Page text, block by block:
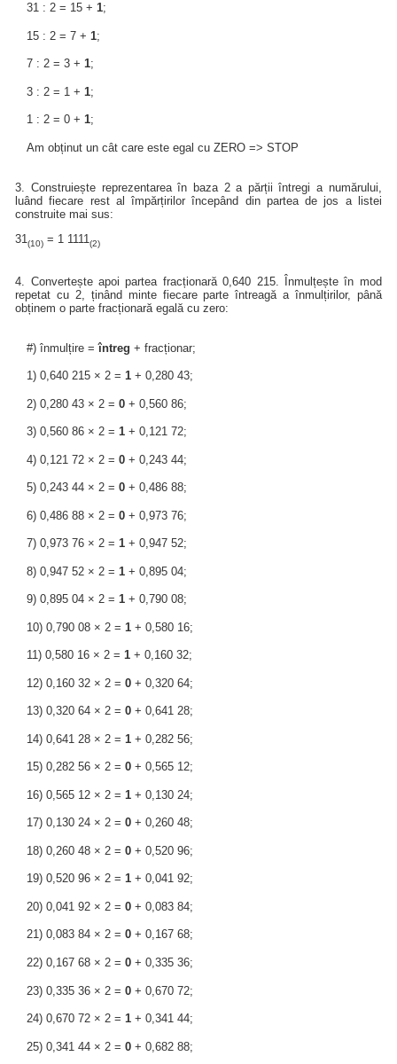
31 : 2 = 15 + 1;
15 : 2 = 7 + 1;
7 : 2 = 3 + 1;
3 : 2 = 1 + 1;
1 : 2 = 0 + 1;
Am obținut un cât care este egal cu ZERO => STOP
3. Construiește reprezentarea în baza 2 a părții întregi a numărului,
luând fiecare rest al împărțirilor începând din partea de jos a listei
construite mai sus:
31 (10) = 1 1111 (2)
4. Convertește apoi partea fracționară 0,640 215. Înmulțește în mod
repetat cu 2, ținând minte fiecare parte întreagă a înmulțirilor, până
obținem o parte fracționară egală cu zero:
#) înmulțire =întreg + fracționar;
1) 0,640 215 × 2 = 1+ 0,280 43;
2) 0,280 43 × 2 = 0+ 0,560 86;
3) 0,560 86 × 2 = 1+ 0,121 72;
4) 0,121 72 × 2 = 0+ 0,243 44;
5) 0,243 44 × 2 = 0+ 0,486 88;
6) 0,486 88 × 2 = 0+ 0,973 76;
7) 0,973 76 × 2 = 1+ 0,947 52;
8) 0,947 52 × 2 = 1+ 0,895 04;
9) 0,895 04 × 2 = 1+ 0,790 08;
10) 0,790 08 × 2 = 1+ 0,580 16;
11) 0,580 16 × 2 = 1+ 0,160 32;
12) 0,160 32 × 2 = 0+ 0,320 64;
13) 0,320 64 × 2 = 0+ 0,641 28;
14) 0,641 28 × 2 = 1+ 0,282 56;
15) 0,282 56 × 2 = 0+ 0,565 12;
16) 0,565 12 × 2 = 1+ 0,130 24;
17) 0,130 24 × 2 = 0+ 0,260 48;
18) 0,260 48 × 2 = 0+ 0,520 96;
19) 0,520 96 × 2 = 1+ 0,041 92;
20) 0,041 92 × 2 = 0+ 0,083 84;
21) 0,083 84 × 2 = 0+ 0,167 68;
22) 0,167 68 × 2 = 0+ 0,335 36;
23) 0,335 36 × 2 = 0+ 0,670 72;
24) 0,670 72 × 2 = 1+ 0,341 44;
25) 0,341 44 × 2 = 0+ 0,682 88;